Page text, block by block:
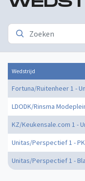
Wedstrijd
Fortuna/Ruitenheer 1 -
LDODK/Rinsma
KZ/Keukensale.com 1 -
Unitas/Perspectief 1 -
Unitas/Perspectief 1 -